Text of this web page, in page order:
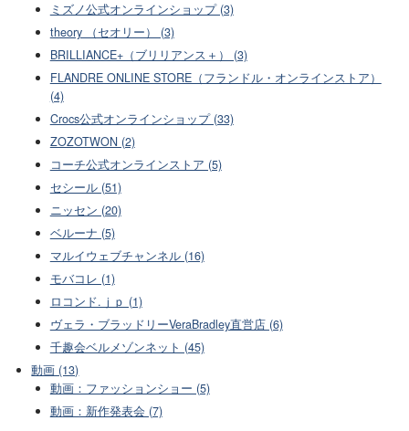
ミズノ公式オンラインショップ (3)
theory （セオリー） (3)
BRILLIANCE+（ブリリアンス＋） (3)
FLANDRE ONLINE STORE（フランドル・オンラインストア）
(4)
Crocs公式オンラインショップ (33)
ZOZOTWON (2)
コーチ公式オンラインストア (5)
セシール (51)
ニッセン (20)
ベルーナ (5)
マルイウェブチャンネル (16)
モバコレ (1)
ロコンド.ｊｐ (1)
ヴェラ・ブラッドリーVeraBradley直営店 (6)
千趣会ベルメゾンネット (45)
動画 (13)
動画：ファッションショー (5)
動画：新作発表会 (7)